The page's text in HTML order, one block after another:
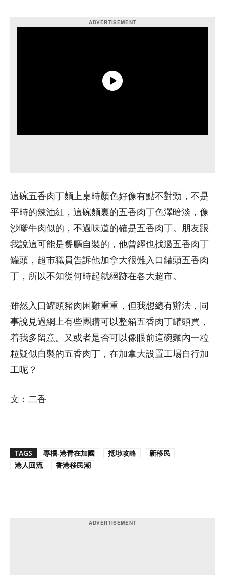
這碗五香肉丁麵上桌時顏色好像有點不對勁，不是
平時的辣油紅，這碗麵裏的五香肉丁色澤暗淡，像
沙嗲牛肉似的，不過味道的確是五香肉丁。朋友跟
我說這可能是餐廳自製的，他曾經也找過五香肉丁
罐頭，超市職員告訴他加拿大很難入口罐頭五香肉
丁，所以不知從何時起就絕跡在各大超市。
雖然入口罐頭豬肉困難重重，但我想總有辦法，同
事說見過網上有些團購可以整箱五香肉丁罐頭買，
着我多留意。又或者是否可以像眼前這碗麵內一粒
粒疑似自製的五香肉丁，在加拿大設置工場自行加
工呢？
文：二香
TAGS 專欄-港青在加國 抵埗攻略
新移民
港人回流
香港移民潮